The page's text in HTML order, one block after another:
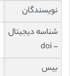
نویسندگان
شناسه دیجیتال
– doi
بیس